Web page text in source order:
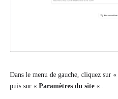
Dans le menu de gauche, cliquez sur «
puis sur « Paramètres du site « .